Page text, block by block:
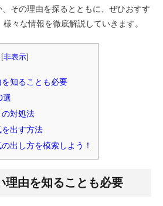
その理由を探るとともに、ぜひおすす
々な情報を徹底解説していきます。
非表示]
知ることも必要
選
対処法
出す方法
出し方を模索しよう！
理由を知ることも必要